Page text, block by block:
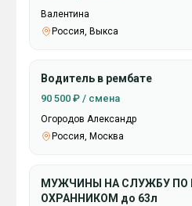
Валентина
Россия, Выкса
Водитель в рембате
90 500 ₽ / смена
Огородов Александр
Россия, Москва
МУЖЧИНЫ НА СЛУЖБУ ПО
ОХРАННИКОМ до 63л